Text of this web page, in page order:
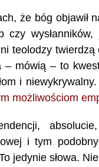
że bóg objawił
wysłanników,
teolodzy
– mówią – to
i
możliwościom
i tym
jedynie słowa.